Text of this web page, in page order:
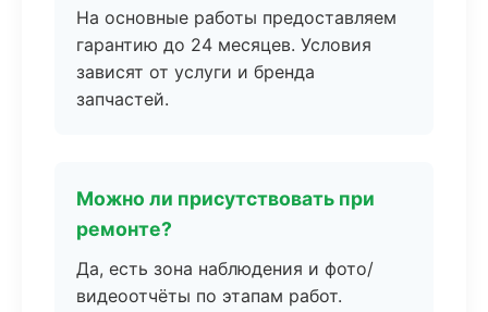
На основные работы предоставляем
гарантию до 24 месяцев. Условия
зависят от услуги и бренда
запчастей.
Можно ли присутствовать при
ремонте?
Да, есть зона наблюдения и фото/
видеоотчёты по этапам работ.